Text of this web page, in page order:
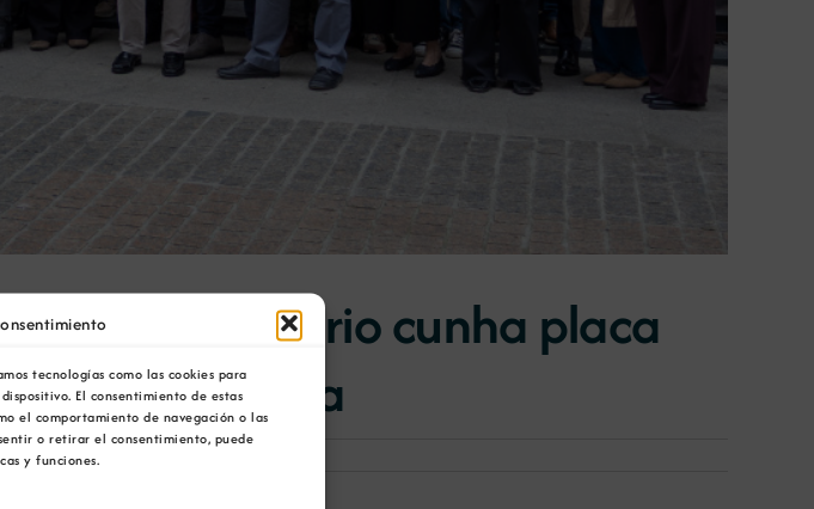
tecnologías como las cookies para
El consentimiento de estas
el comportamiento de navegación o las
o retirar el consentimiento, puede
y funciones.
seu Centenario cunha placa
da Coruña